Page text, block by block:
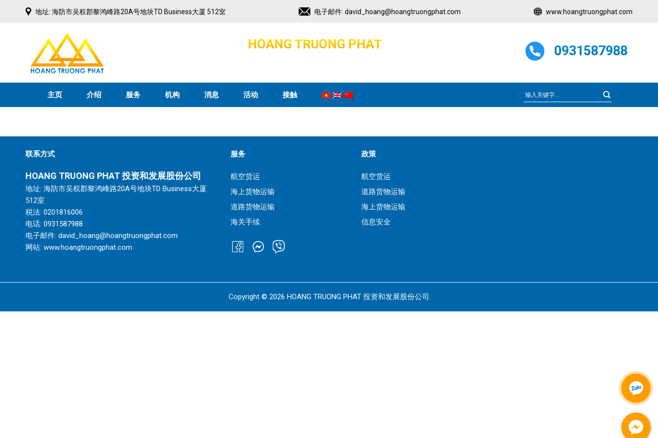
地址: 海防市吴权郡黎鸿峰路20A号地块TD Business大厦 512室 电子邮件: david_hoang@hoangtruongphat.com www.hoangtruongphat.com
HOANG TRUONG PHAT 0931587988
主页 介绍 服务 机构 消息 活动 接触
联系方式
HOANG TRUONG PHAT投资和发展股份公司
地址: 海防市吴权郡黎鸿峰路20A号地块TD Business大厦
512室
税法: 0201816006
电话: 0931587988
电子邮件: david_hoang@hoangtruongphat.com
网站: www.hoangtruongphat.com
服务
航空货运
海上货物运输
道路货物运输
海关手续
政策
航空货运
道路货物运输
海上货物运输
信息安全
Copyright © 2026 HOANG TRUONG PHAT 投资和发展股份公司